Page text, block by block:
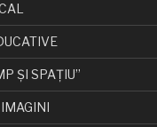
ȘI SPAȚIU”